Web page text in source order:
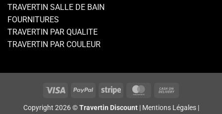
TRAVERTIN SALLE DE BAIN
FOURNITURES
TRAVERTIN PAR QUALITE
TRAVERTIN PAR COULEUR
Visa PayPal Stripe MasterCard
Copyright 2026 ©Travertin Discount| Mentions Légales|